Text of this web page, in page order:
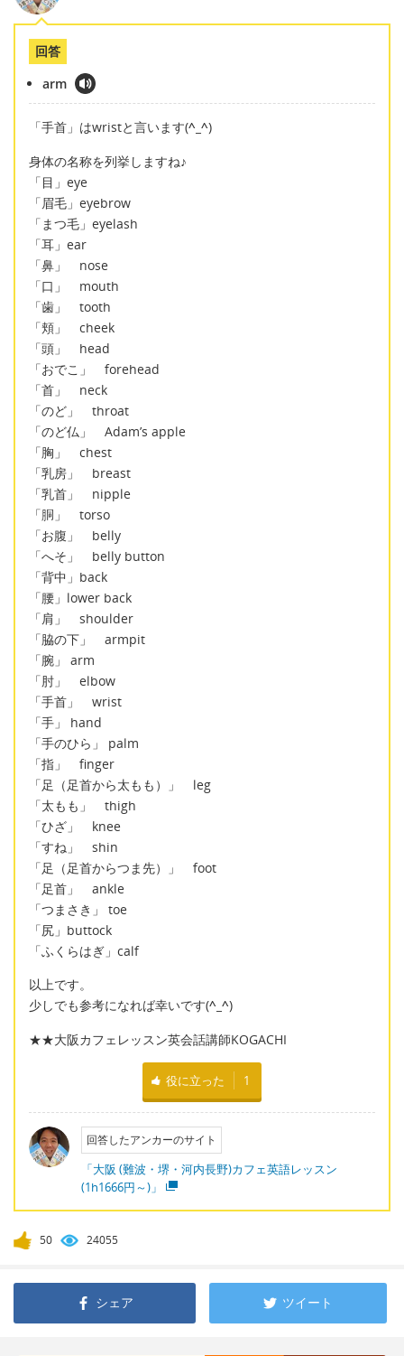
回答
arm
「手首」はwristと言います(^_^)
身体の名称を列挙しますね♪
「目」eye
「眉毛」eyebrow
「まつ毛」eyelash
「耳」ear
「鼻」 nose
「口」 mouth
「歯」 tooth
「頬」 cheek
「頭」 head
「おでこ」 forehead
「首」 neck
「のど」 throat
「のど仏」 Adam’s apple
「胸」 chest
「乳房」 breast
「乳首」 nipple
「胴」 torso
「お腹」 belly
「へそ」 belly button
「背中」back
「腰」lower back
「肩」 shoulder
「脇の下」 armpit
「腕」 arm
「肘」 elbow
「手首」 wrist
「手」 hand
「手のひら」 palm
「指」 finger
「足（足首から太もも）」 leg
「太もも」 thigh
「ひざ」 knee
「すね」 shin
「足（足首からつま先）」 foot
「足首」 ankle
「つまさき」 toe
「尻」buttock
「ふくらはぎ」calf
以上です。
少しでも参考になれば幸いです(^_^)
★★大阪カフェレッスン英会話講師KOGACHI
役に立った 1
回答したアンカーのサイト
「大阪 (難波・堺・河内長野)カフェ英語レッスン
(1h1666円～)」
50 24055
シェア ツイート